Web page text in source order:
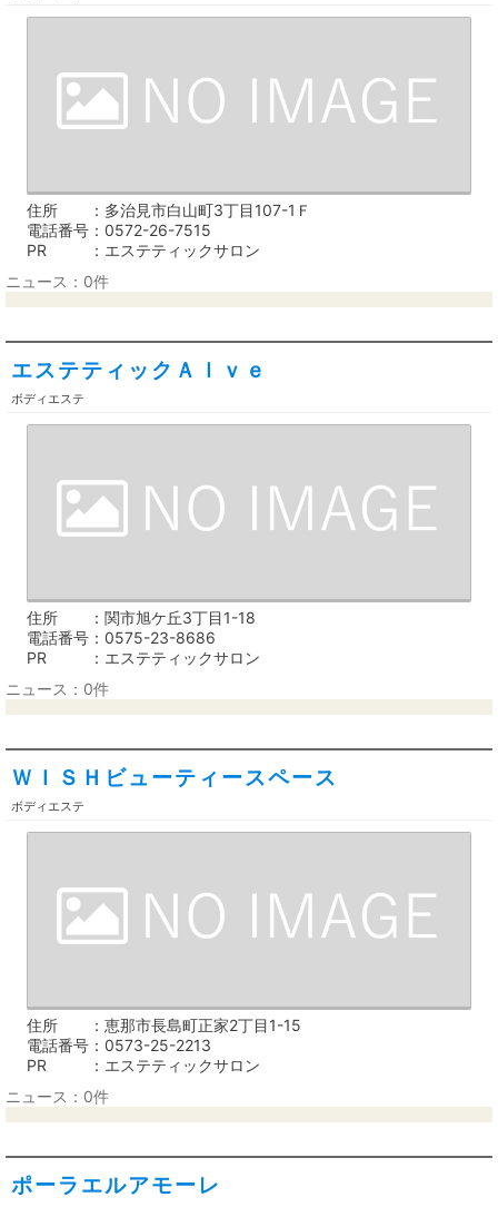
住所
多治見市白山町3丁目107-1Ｆ
電話番号
0572-26-7515
PR
エステティックサロン
ニュース：0件
エステティックＡｌｖｅ
ボディエステ
住所
関市旭ケ丘3丁目1-18
電話番号
0575-23-8686
PR
エステティックサロン
ニュース：0件
ＷＩＳＨビューティースペース
ボディエステ
住所
恵那市長島町正家2丁目1-15
電話番号
0573-25-2213
PR
エステティックサロン
ニュース：0件
ポーラエルアモーレ